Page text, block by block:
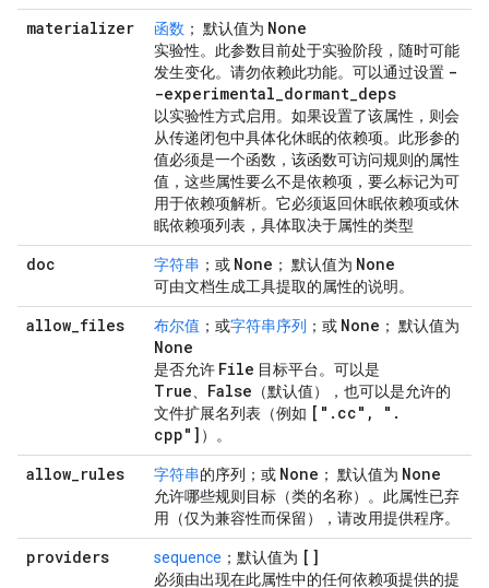
materializer 函数 ； 默认值为 None
实验性。此参数目前处于实验阶段，随时可能
发生变化。请勿依赖此功能。可以通过设置 -
-experimental_dormant_deps
以实验性方式启用。如果设置了该属性，则会
从传递闭包中具体化休眠的依赖项。此形参的
值必须是一个函数，该函数可访问规则的属性
值，这些属性要么不是依赖项，要么标记为可
用于依赖项解析。它必须返回休眠依赖项或休
眠依赖项列表，具体取决于属性的类型
doc 字符串 ；或 None ； 默认值为 None
可由文档生成工具提取的属性的说明。
allow_files 布尔值 ；或字符串序列 ；或 None ； 默认值为
None
是否允许 File 目标平台。可以是
True False （默认值），也可以是允许的
文件扩展名列表（例如 [" . cc" , " .
cpp"] ）。
allow_rules 字符串的序列；或 None ； 默认值为 None
允许哪些规则目标（类的名称）。此属性已弃
用（仅为兼容性而保留），请改用提供程序。
providers sequence ；默认值为 []
必须由出现在此属性中的任何依赖项提供的提